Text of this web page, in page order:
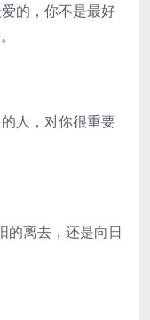
的，你不是最好
人，对你很重要
离去，还是向日